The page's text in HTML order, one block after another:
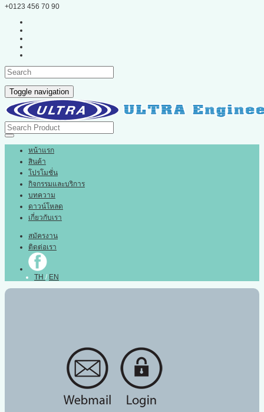
+0123 456 70 90
Toggle navigation
หน้าแรก
สินค้า
โปรโมชั่น
กิจกรรมและบริการ
บทความ
ดาวน์โหลด
เกี่ยวกับเรา
สมัครงาน
ติดต่อเรา
TH / EN